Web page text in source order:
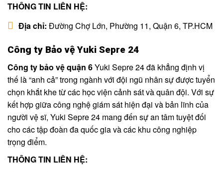
THÔNG TIN LIÊN HỆ:
Địa chỉ: Đường Chợ Lớn, Phường 11, Quận 6, TP.HCM
Công ty Bảo vệ Yuki Sepre 24
Công ty bảo vệ quận 6Yuki Sepre 24 đã khẳng định vị
thế là “anh cả” trong ngành với đội ngũ nhân sự được tuyển
chọn khắt khe từ các học viện cảnh sát và quân đội. Với sự
kết hợp giữa công nghệ giám sát hiện đại và bản lĩnh của
người vệ sĩ, Yuki Sepre 24 mang đến sự an tâm tuyệt đối
cho các tập đoàn đa quốc gia và các khu công nghiệp
trọng điểm.
THÔNG TIN LIÊN HỆ: